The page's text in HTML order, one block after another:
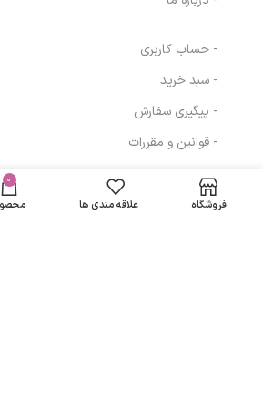
- حساب کاربری
- سبد خرید
- پیگیری سفارش
- قوانین و مقررات
مسیرهای ارتباطی
و آبرسان صورت
PHA 5% پرایم
تومان
فروشگاه علاقه مندی ها
0